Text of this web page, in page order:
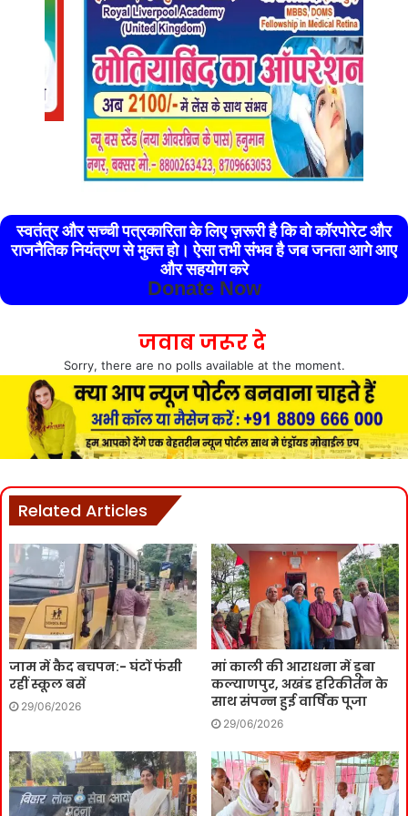
स्वतंत्र और सच्ची पत्रकारिता के लिए ज़रूरी है कि वो कॉरपोरेट और
राजनैतिक नियंत्रण से मुक्त हो। ऐसा तभी संभव है जब जनता आगे आए
और सहयोग करे
Donate Now
जवाब जरूर दे
Sorry, there are no polls available at the moment.
Related Articles
जाम में कैद बचपन:- घंटों फंसी
रहीं स्कूल बसें
29/06/2026
मां काली की आराधना में डूबा
कल्याणपुर, अखंड हरिकीर्तन के
साथ संपन्न हुई वार्षिक पूजा
29/06/2026